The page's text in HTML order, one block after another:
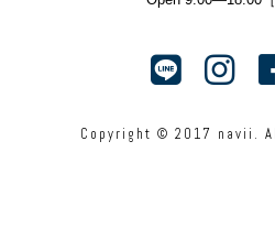
Copyright © 2017 navii.